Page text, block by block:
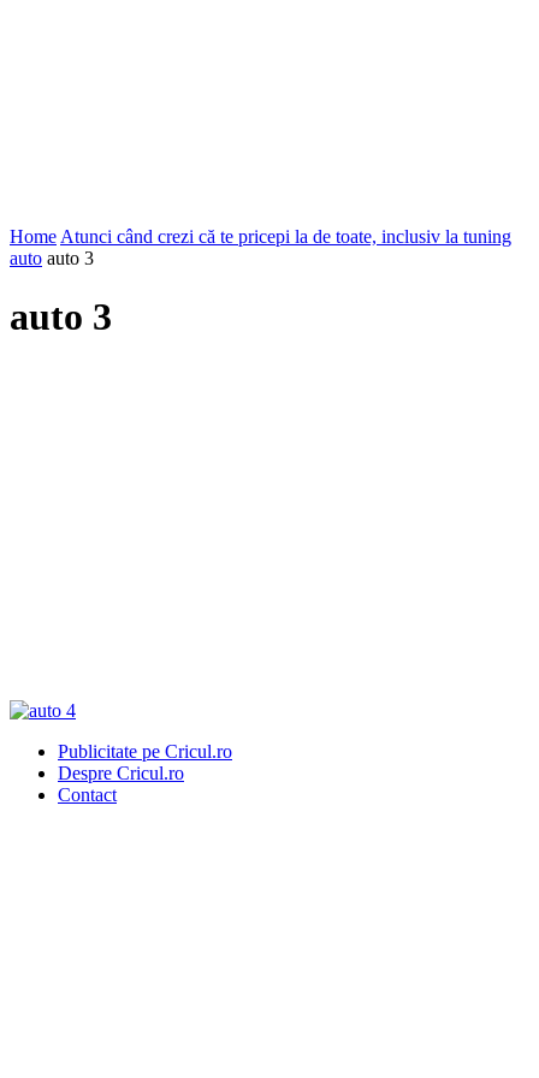
Home Atunci când crezi că te pricepi la de toate, inclusiv la tuning
auto auto 3
auto 3
Publicitate pe Cricul.ro
Despre Cricul.ro
Contact